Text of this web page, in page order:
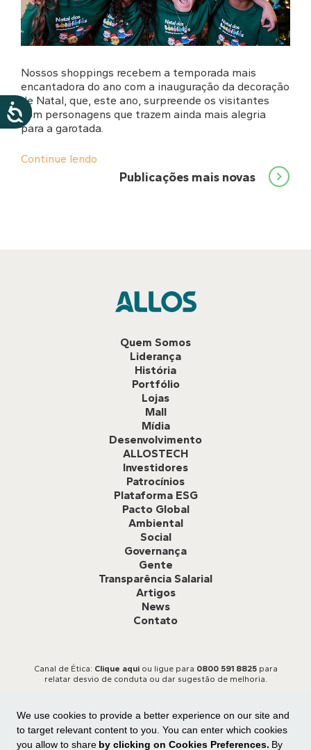
We use cookies to provide a better experience on our site and
to target relevant content to you. You can enter which cookies
you allow to share by clicking on Cookies Preferences. By
Nossos shoppings recebem a temporada mais
encantadora do ano com a inauguração da decoração
de Natal, que, este ano, surpreende os visitantes
com personagens que trazem ainda mais alegria
para a garotada.
Continue lendo
NavegaçãoPublicações mais novas
Quem Somos
Liderança
História
Portfólio
Lojas
Mall
Mídia
Desenvolvimento
ALLOSTECH
Investidores
Patrocínios
Plataforma ESG
Pacto Global
Ambiental
Social
Governança
Gente
Transparência Salarial
Artigos
News
Contato
Canal de Ética: Clique aquiou ligue para 0800 591 8825para
relatar desvio de conduta ou dar sugestão de melhoria.